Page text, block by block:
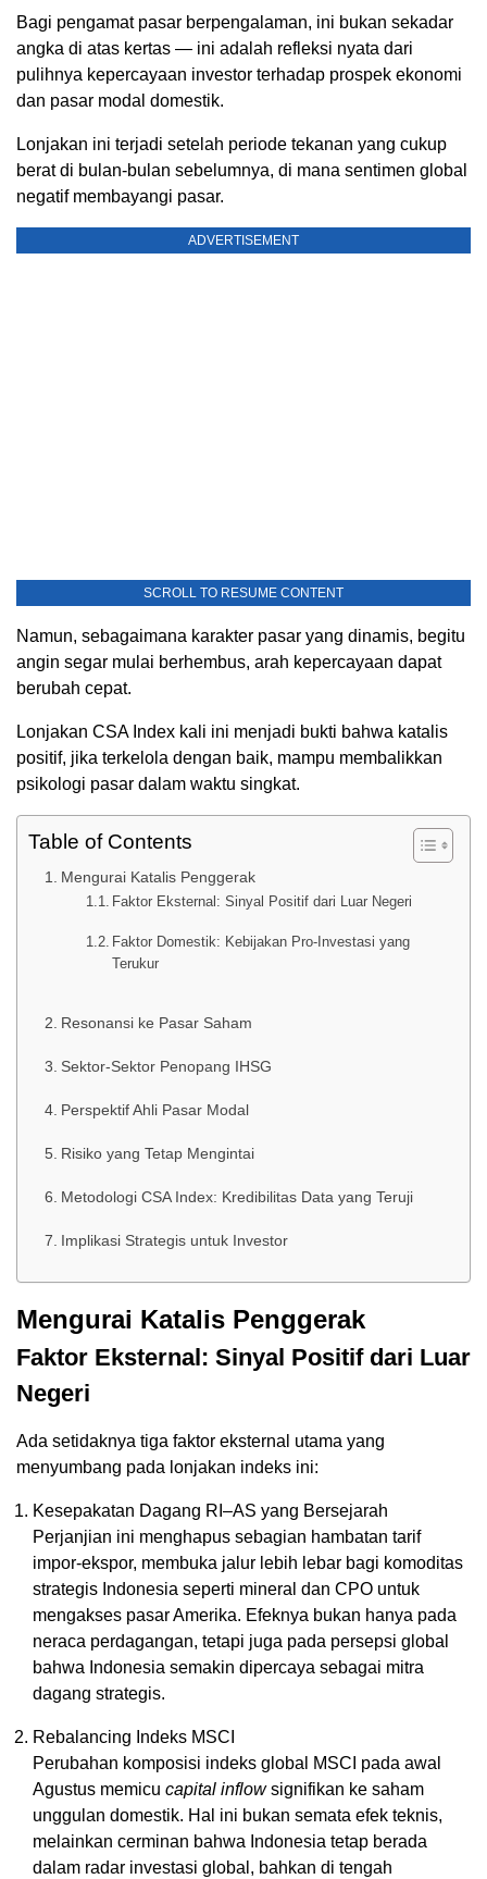
Bagi pengamat pasar berpengalaman, ini bukan sekadar
angka di atas kertas — ini adalah refleksi nyata dari
pulihnya kepercayaan investor terhadap prospek ekonomi
dan pasar modal domestik.
Lonjakan ini terjadi setelah periode tekanan yang cukup
berat di bulan-bulan sebelumnya, di mana sentimen global
negatif membayangi pasar.
ADVERTISEMENT
SCROLL TO RESUME CONTENT
Namun, sebagaimana karakter pasar yang dinamis, begitu
angin segar mulai berhembus, arah kepercayaan dapat
berubah cepat.
Lonjakan CSA Index kali ini menjadi bukti bahwa katalis
positif, jika terkelola dengan baik, mampu membalikkan
psikologi pasar dalam waktu singkat.
Table of Contents
Mengurai Katalis Penggerak
Faktor Eksternal: Sinyal Positif dari Luar Negeri
Faktor Domestik: Kebijakan Pro-Investasi yang
Terukur
Resonansi ke Pasar Saham
Sektor-Sektor Penopang IHSG
Perspektif Ahli Pasar Modal
Risiko yang Tetap Mengintai
Metodologi CSA Index: Kredibilitas Data yang Teruji
Implikasi Strategis untuk Investor
Mengurai Katalis Penggerak
Faktor Eksternal: Sinyal Positif dari Luar
Negeri
Ada setidaknya tiga faktor eksternal utama yang
menyumbang pada lonjakan indeks ini:
Kesepakatan Dagang RI–AS yang Bersejarah
Perjanjian ini menghapus sebagian hambatan tarif
impor-ekspor, membuka jalur lebih lebar bagi komoditas
strategis Indonesia seperti mineral dan CPO untuk
mengakses pasar Amerika. Efeknya bukan hanya pada
neraca perdagangan, tetapi juga pada persepsi global
bahwa Indonesia semakin dipercaya sebagai mitra
dagang strategis.
Rebalancing Indeks MSCI
Perubahan komposisi indeks global MSCI pada awal
Agustus memicu capital inflowsignifikan ke saham
unggulan domestik. Hal ini bukan semata efek teknis,
melainkan cerminan bahwa Indonesia tetap berada
dalam radar investasi global, bahkan di tengah